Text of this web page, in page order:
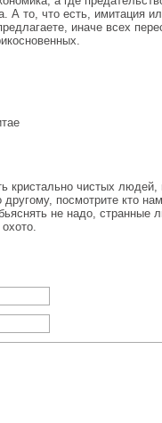
А то, что есть, имитация
иначе всех
кристально чистых
посмотрите кто
не надо, странные